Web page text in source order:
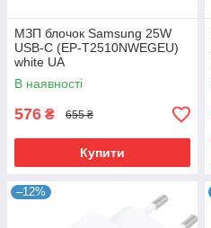
МЗП блочок Samsung 25W
USB-C (EP-T2510NWEGEU)
white UA
В наявності
576 ₴ 655 ₴
Купити
–12%